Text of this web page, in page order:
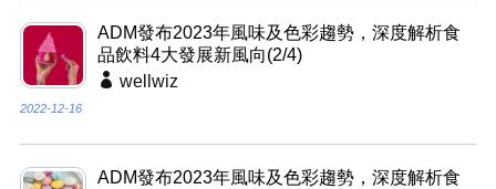
ADM發布2023年風味及色彩趨勢，深度解析食
品飲料4大發展新風向(2/4)
wellwiz
2022-12-16
ADM發布2023年風味及色彩趨勢，深度解析食